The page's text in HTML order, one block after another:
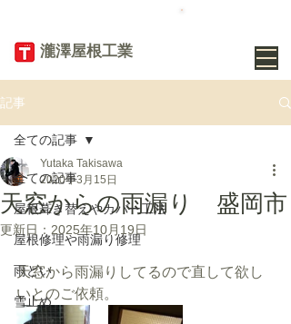
​瀧澤屋根工業
記事
全ての記事
屋根葺き替えやカバー工法
屋根修理や雨漏り修理
雨どい
雪止め
全ての記事
天窓からの雨漏り 盛岡市
Yutaka Takisawa
2020年3月15日
更新日： 2025年10月19日
天窓から雨漏りしてるので直して欲し
いとのご依頼。